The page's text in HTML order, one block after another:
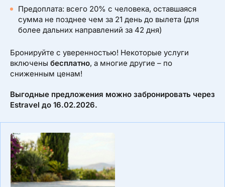
Предоплата: всего 20% с человека, оставшаяся
сумма не позднее чем за 21 день до вылета (для
более дальних направлений за 42 дня)
Бронируйте с уверенностью! Некоторые услуги
включены бесплатно, а многие другие – по
сниженным ценам!
Выгодные предложения можно забронировать через
Estravel до 16.02.2026.